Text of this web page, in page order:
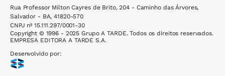
Rua Professor Milton Cayres de Brito, 204 - Caminho das Árvores,
Salvador - BA, 41820-570
CNPJ nº 15.111.297/0001-30
Copyright © 1996 - 2025 Grupo A TARDE. Todos os direitos reservados.
EMPRESA EDITORA A TARDE S.A.
Desenvolvido por: